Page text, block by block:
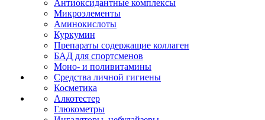
Антиоксидантные комплексы
Микроэлементы
Аминокислоты
Куркумин
Препараты содержащие коллаген
БАД для спортсменов
Моно- и поливитамины
Средства личной гигиены
Косметика
Алкотестер
Глюкометры